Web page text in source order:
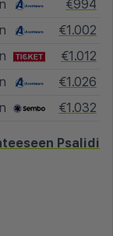
€994
€1.002
€1.012
€1.026
€1.032
Psalidi